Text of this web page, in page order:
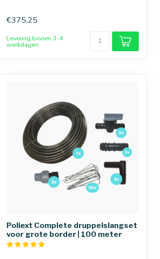
€375,25
Levering binnen 3-4
werkdagen
Poliext Complete druppelslangset
voor grote border | 100 meter